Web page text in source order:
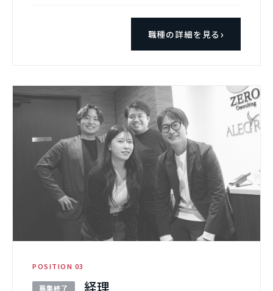
職種の詳細を見る
POSITION 03
募集終了 経理